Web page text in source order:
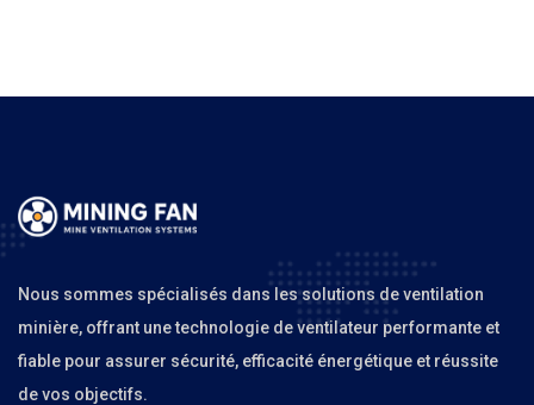
Nous sommes spécialisés dans les solutions de ventilation
minière, offrant une technologie de ventilateur performante et
fiable pour assurer sécurité, efficacité énergétique et réussite
de vos objectifs.